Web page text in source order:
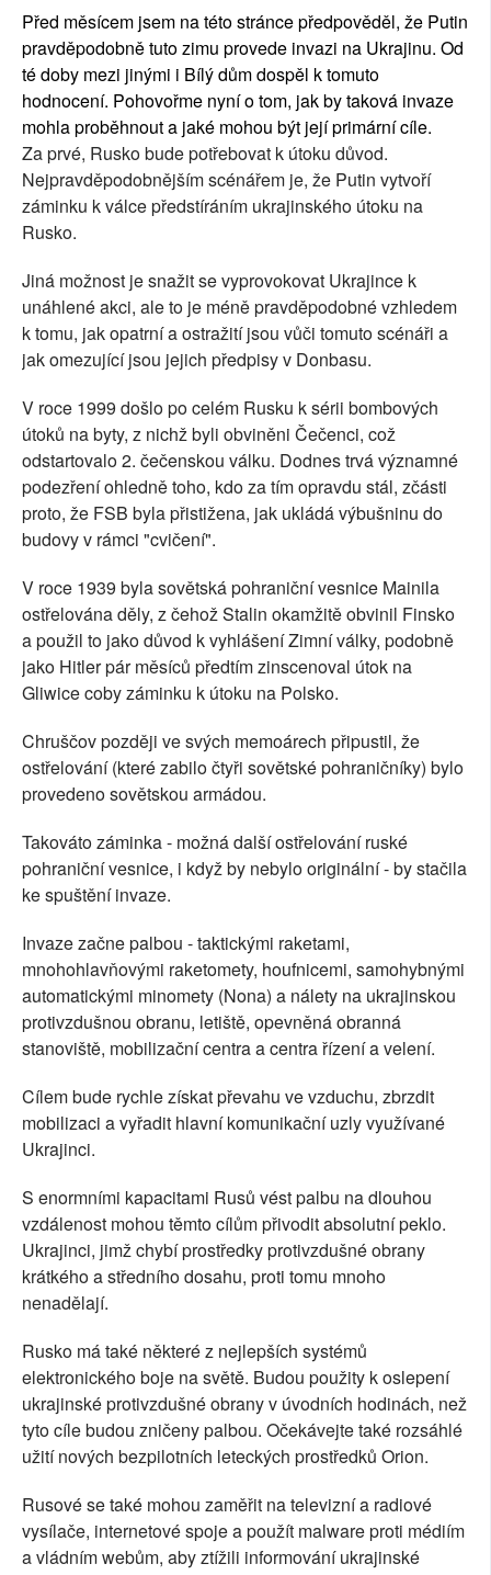
Před měsícem jsem na této stránce předpověděl, že Putin
pravděpodobně tuto zimu provede invazi na Ukrajinu. Od
té doby mezi jinými i Bílý dům dospěl k tomuto
hodnocení. Pohovořme nyní o tom, jak by taková invaze
mohla proběhnout a jaké mohou být její primární cíle.
Za prvé, Rusko bude potřebovat k útoku důvod.
Nejpravděpodobnějším scénářem je, že Putin vytvoří
záminku k válce předstíráním ukrajinského útoku na
Rusko.
Jiná možnost je snažit se vyprovokovat Ukrajince k
unáhlené akci, ale to je méně pravděpodobné vzhledem
k tomu, jak opatrní a ostražití jsou vůči tomuto scénáři a
jak omezující jsou jejich předpisy v Donbasu.
V roce 1999 došlo po celém Rusku k sérii bombových
útoků na byty, z nichž byli obviněni Čečenci, což
odstartovalo 2. čečenskou válku. Dodnes trvá významné
podezření ohledně toho, kdo za tím opravdu stál, zčásti
proto, že FSB byla přistižena, jak ukládá výbušninu do
budovy v rámci "cvičení".
V roce 1939 byla sovětská pohraniční vesnice Mainila
ostřelována děly, z čehož Stalin okamžitě obvinil Finsko
a použil to jako důvod k vyhlášení Zimní války, podobně
jako Hitler pár měsíců předtím zinscenoval útok na
Gliwice coby záminku k útoku na Polsko.
Chruščov později ve svých memoárech připustil, že
ostřelování (které zabilo čtyři sovětské pohraničníky) bylo
provedeno sovětskou armádou.
Takováto záminka - možná další ostřelování ruské
pohraniční vesnice, i když by nebylo originální - by stačila
ke spuštění invaze.
Invaze začne palbou - taktickými raketami,
mnohohlavňovými raketomety, houfnicemi, samohybnými
automatickými minomety (Nona) a nálety na ukrajinskou
protivzdušnou obranu, letiště, opevněná obranná
stanoviště, mobilizační centra a centra řízení a velení.
Cílem bude rychle získat převahu ve vzduchu, zbrzdit
mobilizaci a vyřadit hlavní komunikační uzly využívané
Ukrajinci.
S enormními kapacitami Rusů vést palbu na dlouhou
vzdálenost mohou těmto cílům přivodit absolutní peklo.
Ukrajinci, jimž chybí prostředky protivzdušné obrany
krátkého a středního dosahu, proti tomu mnoho
nenadělají.
Rusko má také některé z nejlepších systémů
elektronického boje na světě. Budou použity k oslepení
ukrajinské protivzdušné obrany v úvodních hodinách, než
tyto cíle budou zničeny palbou. Očekávejte také rozsáhlé
užití nových bezpilotních leteckých prostředků Orion.
Rusové se také mohou zaměřit na televizní a radiové
vysílače, internetové spoje a použít malware proti médiím
a vládním webům, aby ztížili informování ukrajinské